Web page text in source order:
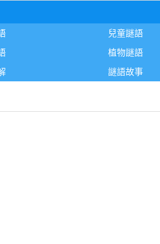
兒童謎語
植物謎語
謎語故事